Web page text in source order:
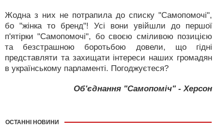
Жодна з них не потрапила до списку "Самопомочі",
бо "жінка то бренд"! Усі вони увійшли до першої
п'ятірки "Самопомочі", бо своєю сміливою позицією
та безстрашною боротьбою довели, що гідні
представляти та захищати інтереси наших громадян
в українському парламенті. Погоджуєтеся?
Об'єднання "Самопоміч" - Херсон
ОСТАННІ НОВИНИ